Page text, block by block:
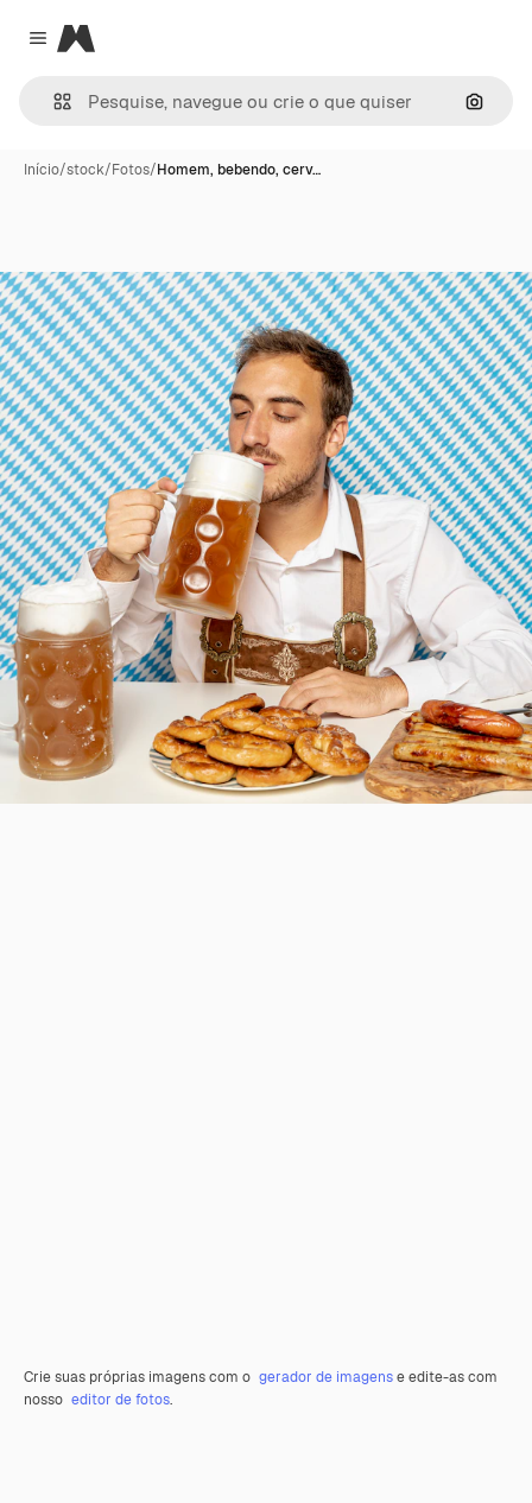
Close menu
Magnific
Início/stock/Fotos/Homem, bebendo, cerv…
Crie suas próprias imagens com o gerador de imagense edite-as com
nosso editor de fotos.